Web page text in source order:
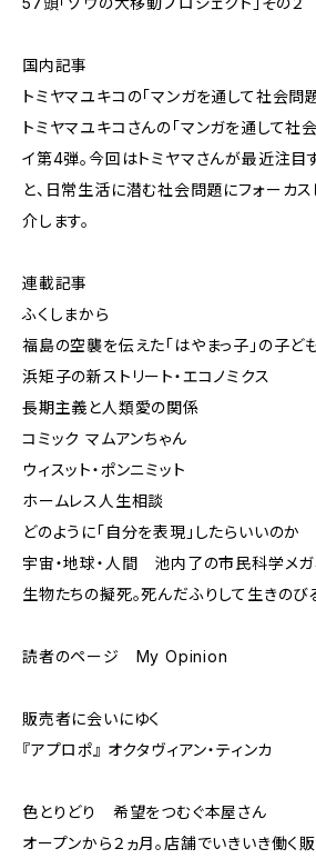
国内記事
トミヤマユキコの「マンガを通して社会問
トミヤマユキコさんの「マンガを通して社
イ第4弾。今回はトミヤマさんが最近注目
と、日常生活に潜む社会問題にフォーカ
介します。
連載記事
ふくしまから
福島の空襲を伝えた「はやまっ子」の子ど
浜矩子の新ストリート・エコノミクス
長期主義と人類愛の関係
コミック マムアンちゃん
ウィスット・ポンニミット
ホームレス人生相談
どのように「自分を表現」したらいいのか
宇宙・地球・人間 池内了の市民科学メガ
生物たちの擬死。死んだふりして生きのび
読者のページ My Opinion
販売者に会いにゆく
『アプロポ』 オクタヴィアン・ティンカ
色とりどり 希望をつむぐ本屋さん
オープンから２ヵ月。店舗でいきいき働く